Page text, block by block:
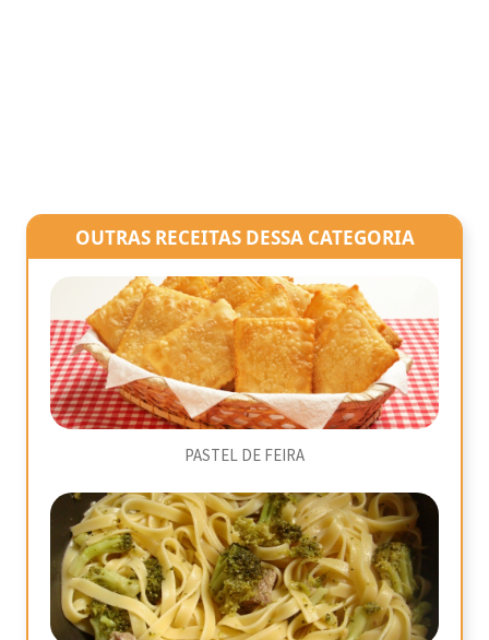
OUTRAS RECEITAS DESSA CATEGORIA
PASTEL DE FEIRA